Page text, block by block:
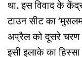
था. इस विवाद के
टाउन सीट का
अप्रैल को दूसरे चरण
इसी इलाके का